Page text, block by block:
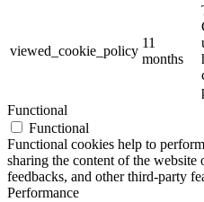
viewed_cookie_policy
11
months
Functional
Functional
Functional cookies help to
sharing the content of the
feedbacks, and other third-party
Performance